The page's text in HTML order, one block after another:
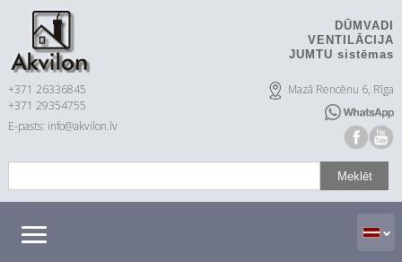
DŪMVADI
VENTILĀCIJA
JUMTU sistēmas
+371 26336845
+371 29354755
E-pasts: info@akvilon.lv
Mazā Rencēnu 6, Rīga